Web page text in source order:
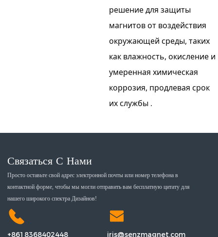
решение для защиты
магнитов от воздействия
окружающей среды, таких
как влажность, окисление и
умеренная химическая
коррозия, продлевая срок
их службы .
Связаться С Нами
Просто оставьте свой адрес электронной почты или номер телефона в
контактной форме, чтобы мы могли отправить вам бесплатную цитату для
нашего широкого спектра Дизайнов!
+8618368402448
iris@senzmagnet.com